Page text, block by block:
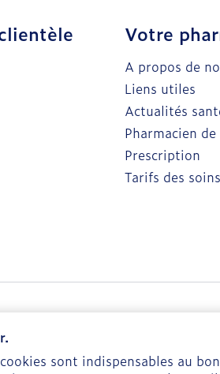
sont indispensables au
Votre
A propos de
Liens utiles
Actualités
Pharmacien
Prescription
Tarifs des soins